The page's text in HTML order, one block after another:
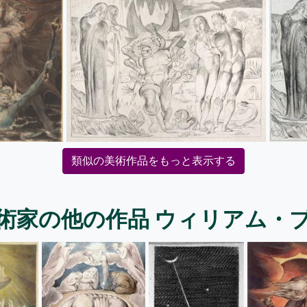
類似の美術作品をもっと表示する
家の他の作品 ウィリアム・